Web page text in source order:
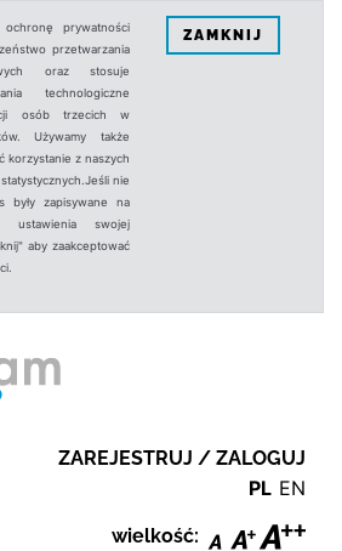
prywatności
przetwarzania
oraz stosuje
technologiczne
osób trzecich w
Używamy także
korzystanie z naszych
nie
były zapisywane na
ustawienia swojej
aby zaakceptować
ZAMKNIJ
ZAREJESTRUJ / ZALOGUJ
PL EN
wielkość: